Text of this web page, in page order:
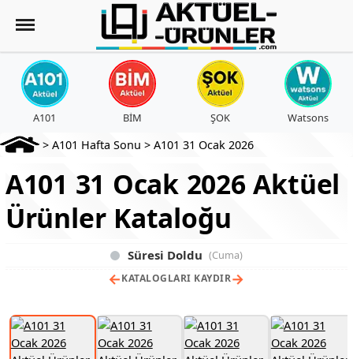
A101 BİM ŞOK Watsons
> A101 Hafta Sonu > A101 31 Ocak 2026
A101 31 Ocak 2026 Aktüel
Ürünler Kataloğu
Süresi Doldu (Cuma)
← KATALOGLARI KAYDIR →